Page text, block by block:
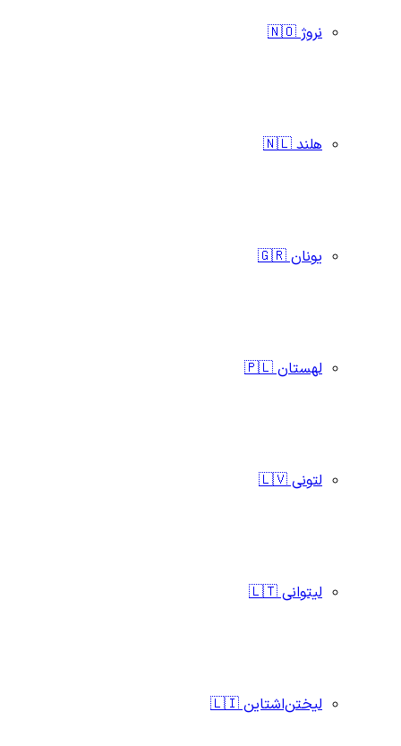
نروژ 🇳🇴
هلند 🇳🇱
یونان 🇬🇷
لهستان 🇵🇱
لتونی 🇱🇻
لیتوانی 🇱🇹
لیختن‌اشتاین 🇱🇮